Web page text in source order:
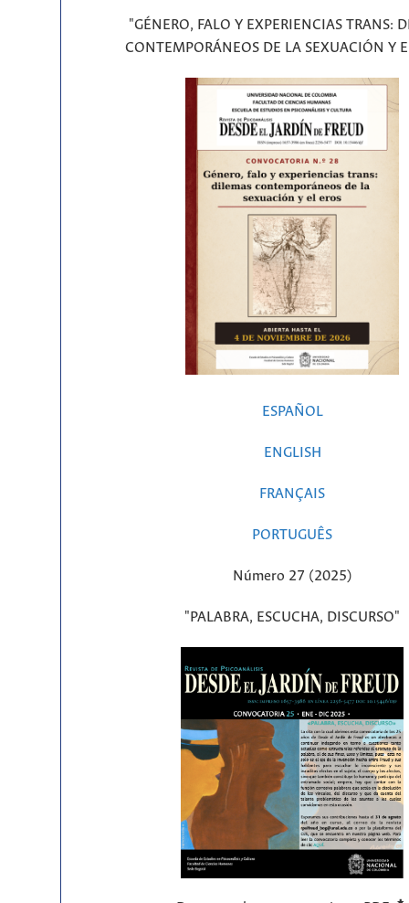
"GÉNERO, FALO Y EXPERIENCIAS TRANS:
CONTEMPORÁNEOS DE LA SEXUACIÓN Y
ESPAÑOL
ENGLISH
FRANÇAIS
PORTUGUÊS
Número 27 (2025)
"PALABRA, ESCUCHA, DISCURSO"